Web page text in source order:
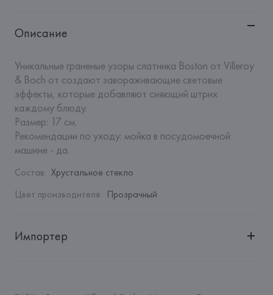
Описание
Уникальные граненые узоры слатника Boston от Villeroy
& Boch от создают завораживающие световые
эффекты, которые добавляют сияющий штрих
каждому блюду.
Размер: 17 см.
Рекомендации по уходу: мойка в посудомоечной
машине - да.
Состав: Хрустальное стекло
Цвет производителя: Прозрачный
Импортер